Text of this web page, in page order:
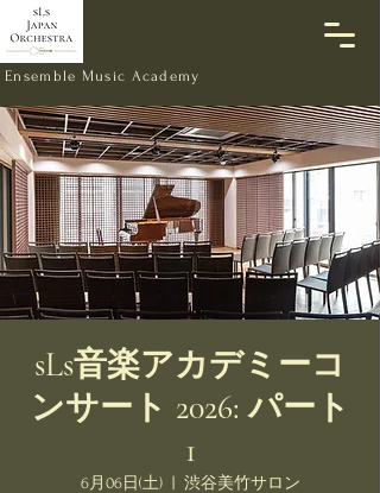
Ensemble Music Academy
sLs音楽アカデミーコ
ンサート 2026: パート
1
6月06日(土)
  |
渋谷美竹サロン